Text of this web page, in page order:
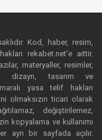
Kod, haber, resim,
rekabet.net’e aittir.
materyaller, resimler,
dizayn, tasarım ve
yasa telif hakları
olmaksızın ticari olarak
değiştirilemez,
kopyalama ve kullanımı
ayrı bir sayfada açılır.